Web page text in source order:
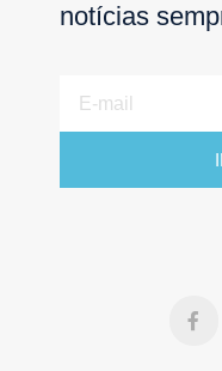
notícias
mail
a